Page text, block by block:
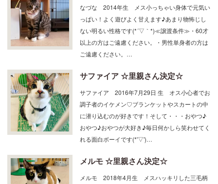
っぱい！よく遊びよく甘えます♪あまり物怖じし
ない明るい性格です(*´▽｀*)≪譲渡条件≫・60才
以上の方はご遠慮ください。・男性単身者の方は
ご遠慮ください。…
サファイア 2016年7月29日 生 オス小心者でお
調子者のイケメン♡ブランケットやスカートの中
に潜り込むのが好きです！そして・・・おやつ♪
おやつ♪おやつが大好き♪毎日何かしら笑わせてく
れる面白ボーイです(*'▽')…
メルモ 2018年4月生 メスハッキリした三毛柄
が美しいオンニャノコ(ΦωΦ)♡穏やかで甘えん坊